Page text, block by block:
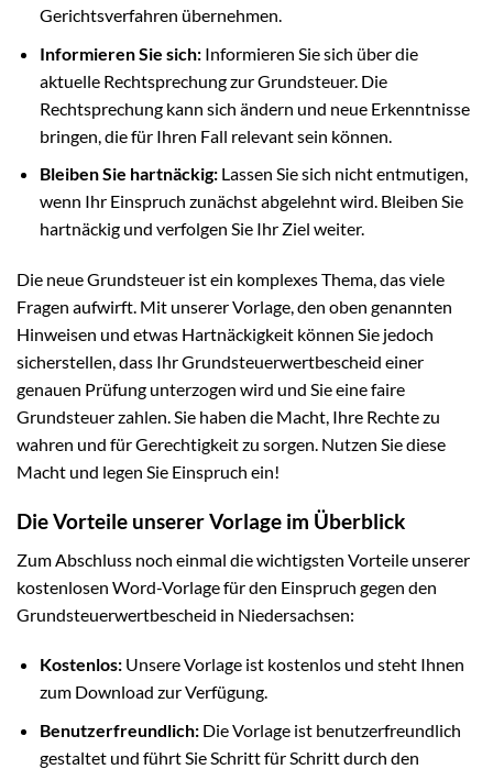
Gerichtsverfahren übernehmen.
Informieren Sie sich:Informieren Sie sich über die
aktuelle Rechtsprechung zur Grundsteuer. Die
Rechtsprechung kann sich ändern und neue Erkenntnisse
bringen, die für Ihren Fall relevant sein können.
Bleiben Sie hartnäckig:Lassen Sie sich nicht entmutigen,
wenn Ihr Einspruch zunächst abgelehnt wird. Bleiben Sie
hartnäckig und verfolgen Sie Ihr Ziel weiter.
Die neue Grundsteuer ist ein komplexes Thema, das viele
Fragen aufwirft. Mit unserer Vorlage, den oben genannten
Hinweisen und etwas Hartnäckigkeit können Sie jedoch
sicherstellen, dass Ihr Grundsteuerwertbescheid einer
genauen Prüfung unterzogen wird und Sie eine faire
Grundsteuer zahlen. Sie haben die Macht, Ihre Rechte zu
wahren und für Gerechtigkeit zu sorgen. Nutzen Sie diese
Macht und legen Sie Einspruch ein!
Die Vorteile unserer Vorlage im Überblick
Zum Abschluss noch einmal die wichtigsten Vorteile unserer
kostenlosen Word-Vorlage für den Einspruch gegen den
Grundsteuerwertbescheid in Niedersachsen:
Kostenlos:Unsere Vorlage ist kostenlos und steht Ihnen
zum Download zur Verfügung.
Benutzerfreundlich:Die Vorlage ist benutzerfreundlich
gestaltet und führt Sie Schritt für Schritt durch den